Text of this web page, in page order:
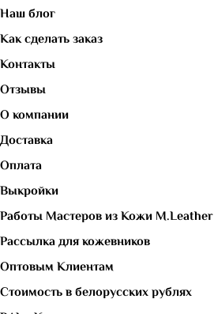
Наш блог
Как сделать заказ
Контакты
Отзывы
О компании
Доставка
Оплата
Выкройки
Работы Мастеров из Кожи M.Leather
Рассылка для кожевников
Оптовым Клиентам
Стоимость в белорусских рублях